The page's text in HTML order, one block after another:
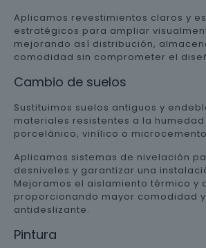
Aplicamos revestimientos claros y
estratégicos para ampliar
mejorando así distribución,
comodidad sin comprometer el
Cambio de suelos
Sustituimos suelos antiguos y
materiales resistentes a la
porcelánico, vinílico o
Aplicamos sistemas de nivelación
desniveles y garantizar una
Mejoramos el aislamiento térmico y
proporcionando mayor comodidad
antideslizante.
Pintura